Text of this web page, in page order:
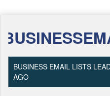
BUSINESS EMAIL LISTS
AGO